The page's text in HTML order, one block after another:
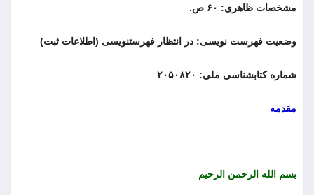
‏مشخصات ظاهری: ۶۰ ص.
‏وضعیت فهرست نویسی: در انتظار فهرست‏نویسی (اطلاعات ثبت)
‏شماره کتابشناسی ملی: ۲۰۵۰۸۲۰
مقدمه
بسم الله الرحمن الرحیم